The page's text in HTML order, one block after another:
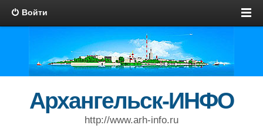
Войти
Архангельск-ИНФО
http://www.arh-info.ru